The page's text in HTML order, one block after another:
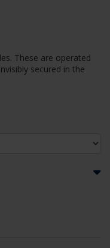
These are operated
secured in the